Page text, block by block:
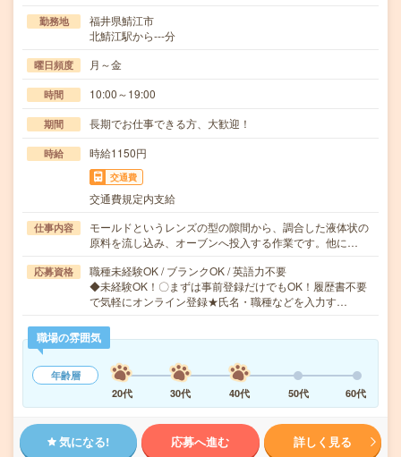
勤務地
福井県鯖江市
北鯖江駅から---分
曜日頻度 月～金
時間 10:00～19:00
期間 長期でお仕事できる方、大歓迎！
時給 時給1150円
交通費
交通費規定内支給
仕事内容
モールドというレンズの型の隙間から、調合した液体状の
原料を流し込み、オーブンへ投入する作業です。他に…
応募資格
職種未経験OK / ブランクOK / 英語力不要
◆未経験OK！〇まずは事前登録だけでもOK！履歴書不要
で気軽にオンライン登録★氏名・職種などを入力す…
職場の雰囲気
年齢層
20代
30代 40代 50代 60代
気になる! 応募へ進む 詳しく見る